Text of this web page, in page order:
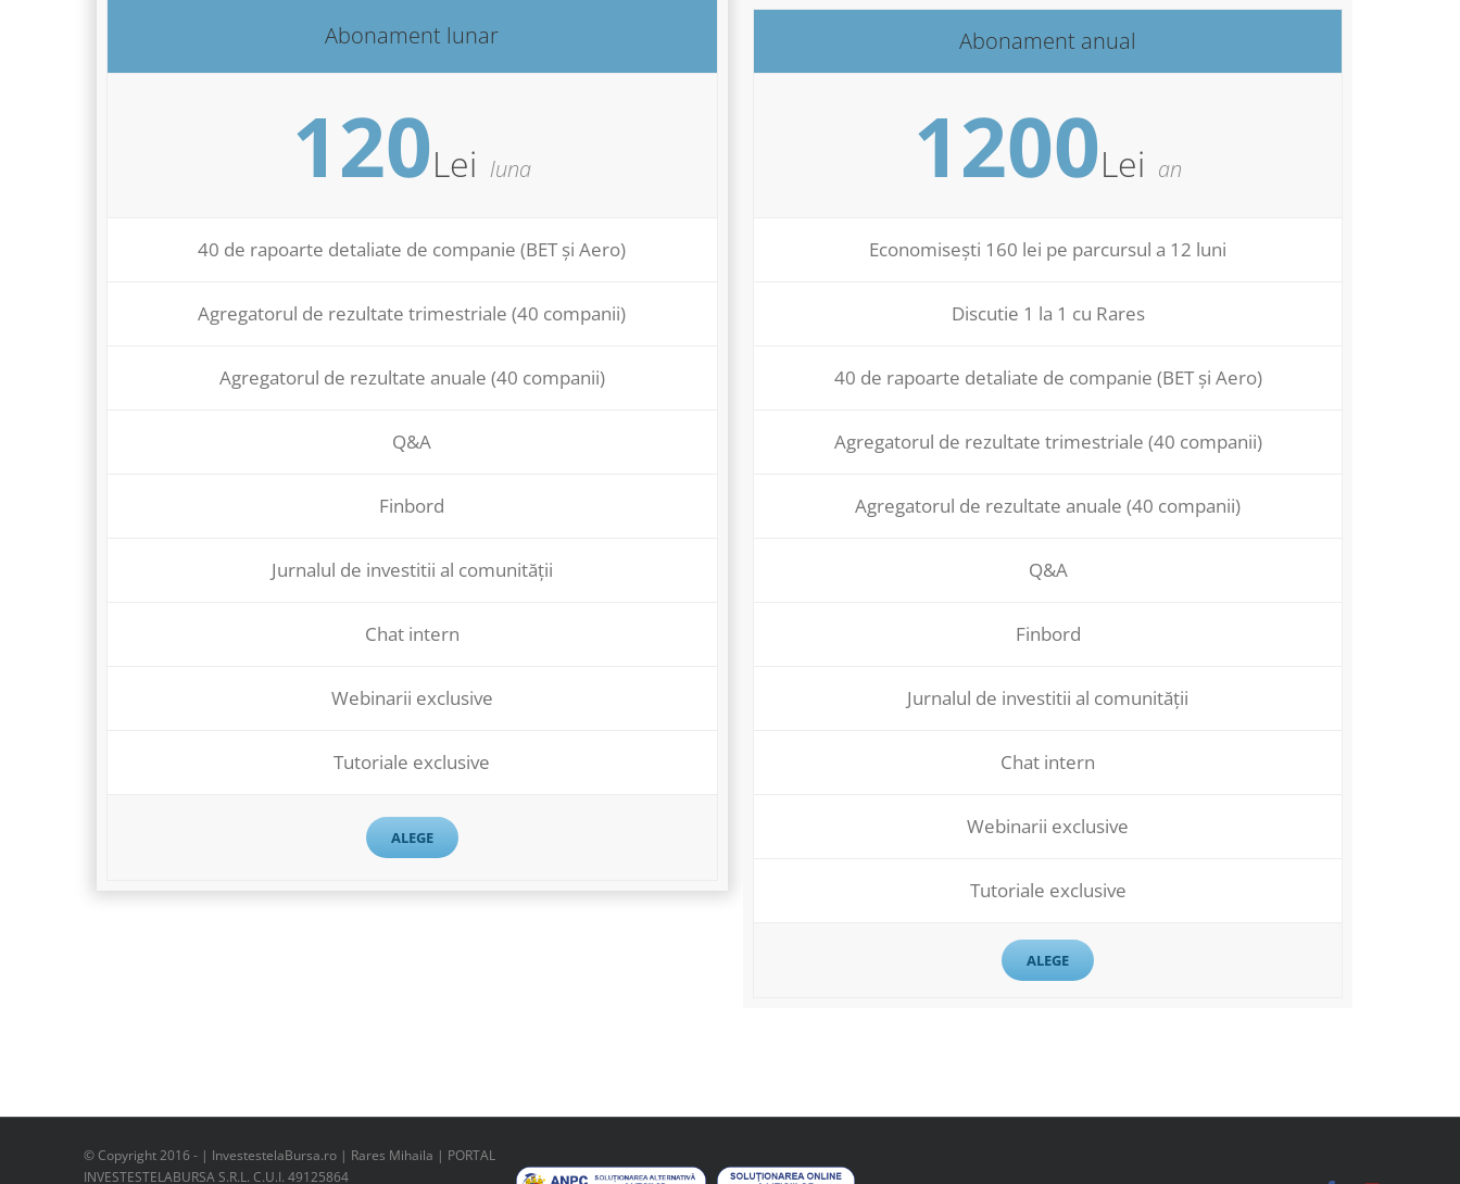
Abonament lunar
120Lei luna
40 de rapoarte detaliate de companie (BET și Aero)
Agregatorul de rezultate trimestriale (40 companii)
Agregatorul de rezultate anuale (40 companii)
Q&A
Finbord
Jurnalul de investitii al comunității
Chat intern
Webinarii exclusive
Tutoriale exclusive
ALEGE
Abonament anual
1200Lei an
Economisești 160 lei pe parcursul a 12 luni
Discutie 1 la 1 cu Rares
40 de rapoarte detaliate de companie (BET și Aero)
Agregatorul de rezultate trimestriale (40 companii)
Agregatorul de rezultate anuale (40 companii)
Q&A
Finbord
Jurnalul de investitii al comunității
Chat intern
Webinarii exclusive
Tutoriale exclusive
ALEGE
© Copyright 2016 - | InvestestelaBursa.ro | Rares Mihaila | PORTAL
INVESTESTELABURSA S.R.L. C.U.I. 49125864